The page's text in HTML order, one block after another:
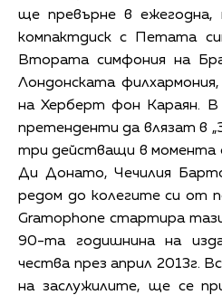
ще превърне в ежегодна,
компактдиск с Петата
Втората симфония на
Лондонската
на Херберт фон Караян. В
претенденти да влязат в
три действащи в момента
Ди Донато, Чечилия
редом до колегите си от
Gramophone стартира
90-та годишнина на
чества през април 2013г.
на заслужилите, ще се